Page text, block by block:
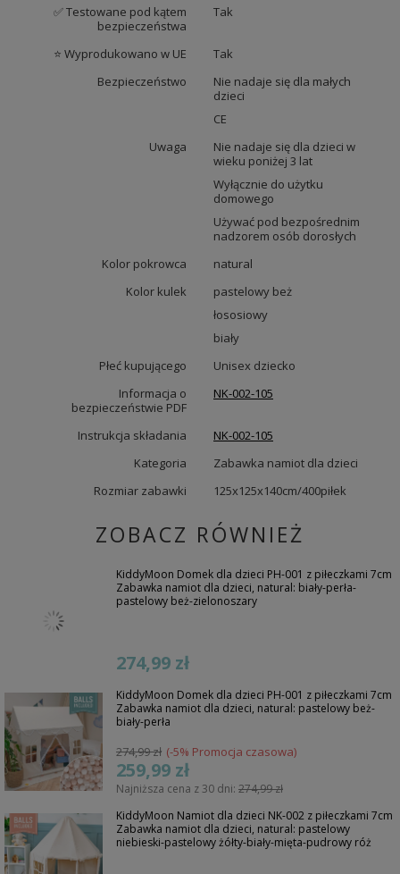
✅ Testowane pod kątem
bezpieczeństwa
Tak
⭐ Wyprodukowano w UE
Tak
Bezpieczeństwo
Nie nadaje się dla małych
dzieci
CE
Uwaga
Nie nadaje się dla dzieci w
wieku poniżej 3 lat
Wyłącznie do użytku
domowego
Używać pod bezpośrednim
nadzorem osób dorosłych
Kolor pokrowca
natural
Kolor kulek
pastelowy beż
łososiowy
biały
Płeć kupującego
Unisex dziecko
Informacja o
bezpieczeństwie PDF
NK-002-105
Instrukcja składania
NK-002-105
Kategoria
Zabawka namiot dla dzieci
Rozmiar zabawki
125x125x140cm/400piłek
ZOBACZ RÓWNIEŻ
KiddyMoon Domek dla dzieci PH-001 z piłeczkami 7cm
Zabawka namiot dla dzieci, natural: biały-perła-
pastelowy beż-zielonoszary
274,99 zł
KiddyMoon Domek dla dzieci PH-001 z piłeczkami 7cm
Zabawka namiot dla dzieci, natural: pastelowy beż-
biały-perła
274,99 zł (-5% Promocja czasowa)
259,99 zł
Najniższa cena z 30 dni: 274,99 zł
KiddyMoon Namiot dla dzieci NK-002 z piłeczkami 7cm
Zabawka namiot dla dzieci, natural: pastelowy
niebieski-pastelowy żółty-biały-mięta-pudrowy róż